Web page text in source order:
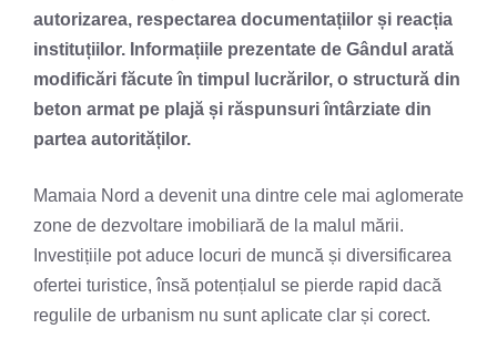
autorizarea, respectarea documentațiilor și reacția
instituțiilor. Informațiile prezentate de Gândul arată
modificări făcute în timpul lucrărilor, o structură din
beton armat pe plajă și răspunsuri întârziate din
partea autorităților.
Mamaia Nord a devenit una dintre cele mai aglomerate
zone de dezvoltare imobiliară de la malul mării.
Investițiile pot aduce locuri de muncă și diversificarea
ofertei turistice, însă potențialul se pierde rapid dacă
regulile de urbanism nu sunt aplicate clar și corect.